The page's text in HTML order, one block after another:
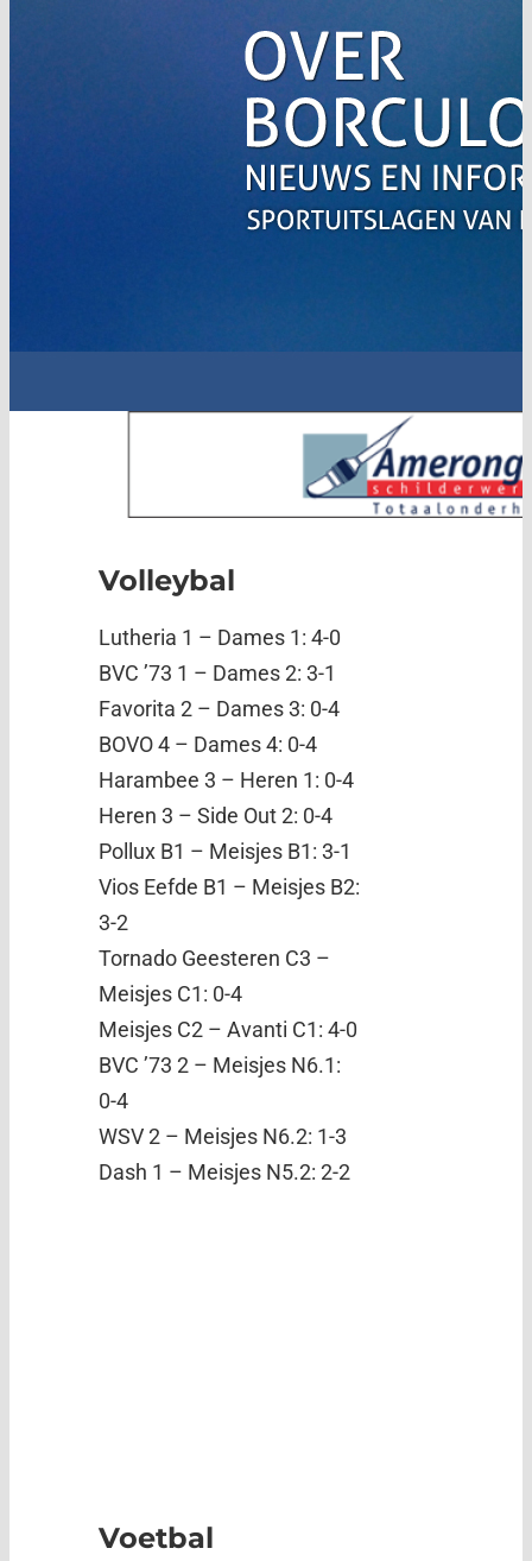
Volleybal
Lutheria 1 – Dames 1: 4-0
BVC ’73 1 – Dames 2: 3-1
Favorita 2 – Dames 3: 0-4
BOVO 4 – Dames 4: 0-4
Harambee 3 – Heren 1: 0-4
Heren 3 – Side Out 2: 0-4
Pollux B1 – Meisjes B1: 3-1
Vios Eefde B1 – Meisjes B2:
3-2
Tornado Geesteren C3 –
Meisjes C1: 0-4
Meisjes C2 – Avanti C1: 4-0
BVC ’73 2 – Meisjes N6.1:
0-4
WSV 2 – Meisjes N6.2: 1-3
Dash 1 – Meisjes N5.2: 2-2
Voetbal